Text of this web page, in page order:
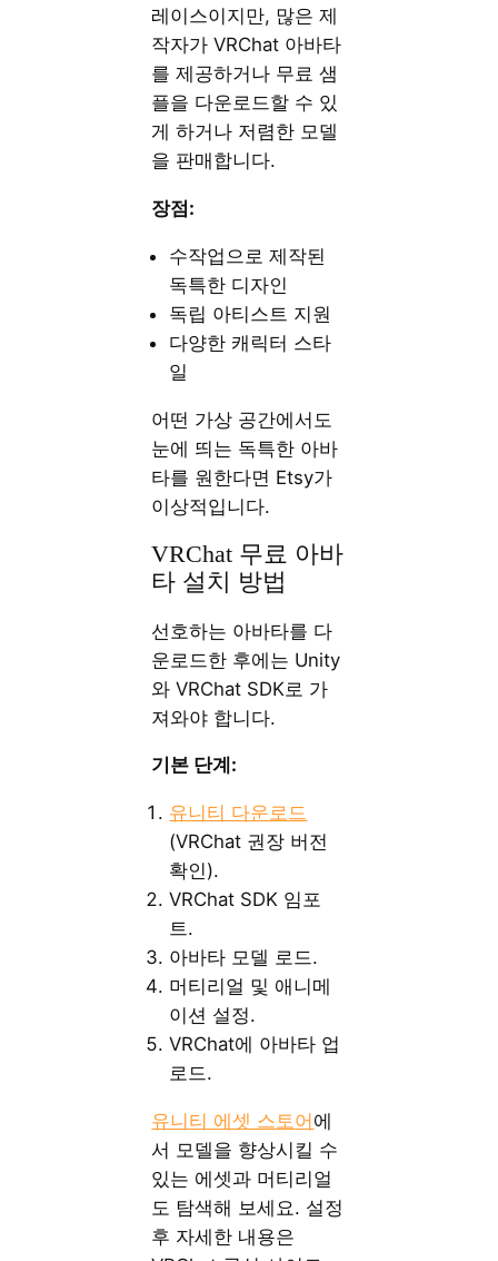
레이스이지만, 많은 제
작자가 VRChat 아바타
를 제공하거나 무료 샘
플을 다운로드할 수 있
게 하거나 저렴한 모델
을 판매합니다.
장점:
수작업으로 제작된
독특한 디자인
독립 아티스트 지원
다양한 캐릭터 스타
일
어떤 가상 공간에서도
눈에 띄는 독특한 아바
타를 원한다면 Etsy가
이상적입니다.
VRChat 무료 아바
타 설치 방법
선호하는 아바타를 다
운로드한 후에는 Unity
와 VRChat SDK로 가
져와야 합니다.
기본 단계:
유니티 다운로드
(VRChat 권장 버전
확인).
VRChat SDK 임포
트.
아바타 모델 로드.
머티리얼 및 애니메
이션 설정.
VRChat에 아바타 업
로드.
유니티 에셋 스토어 에
서 모델을 향상시킬 수
있는 에셋과 머티리얼
도 탐색해 보세요. 설정
후 자세한 내용은